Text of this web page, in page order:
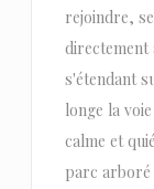
rejoindre,
directement
s'étendant
longe la
calme et
parc arboré